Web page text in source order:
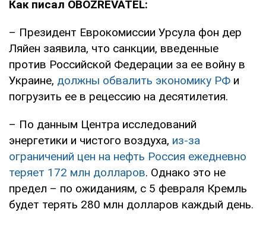
Как писал OBOZREVATEL:
– Президент Еврокомиссии Урсула фон дер
Ляйен заявила, что санкции, введенные
против Российской Федерации за ее войну в
Украине, должны обвалить экономику РФ и
погрузить ее в рецессию на десятилетия.
– По данным Центра исследований
энергетики и чистого воздуха, из-за
ограничений цен на нефть Россия ежедневно
теряет 172 млн долларов. Однако это не
предел – по ожиданиям, с 5 февраля Кремль
будет терять 280 млн долларов каждый день.